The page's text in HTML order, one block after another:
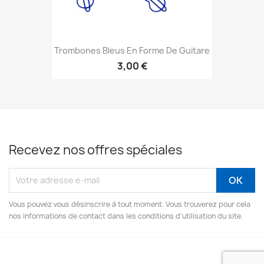
Trombones Bleus En Forme De Guitare
3,00 €
Recevez nos offres spéciales
Vous pouvez vous désinscrire à tout moment. Vous trouverez pour cela
nos informations de contact dans les conditions d'utilisation du site.